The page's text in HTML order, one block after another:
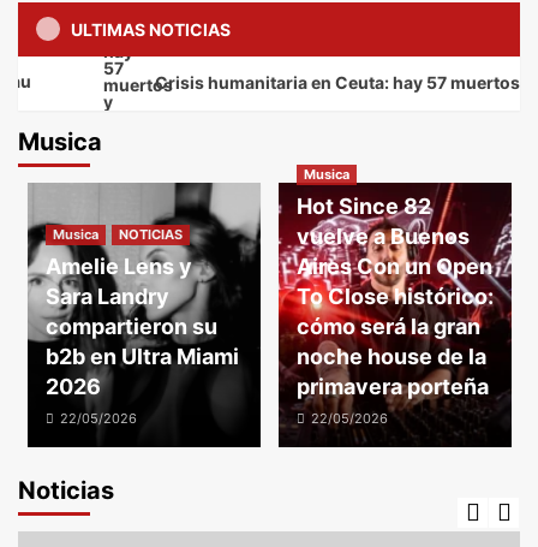
ULTIMAS NOTICIAS
Crisis humanitaria en Ceuta: hay 57 muertos y
Noticias
Musica
Musica NOTICIAS
Amelie Lens y
Sara Landry
compartieron su
b2b en Ultra Miami
2026
22/05/2026
Musica
Hot Since 82
vuelve a Buenos
Aires Con un Open
To Close histórico:
cómo será la gran
noche house de la
primavera porteña
22/05/2026